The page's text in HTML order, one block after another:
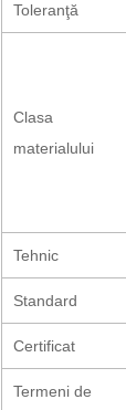
Toleranţă
Clasa
materialului
Tehnic
Standard
Certificat
Termeni de